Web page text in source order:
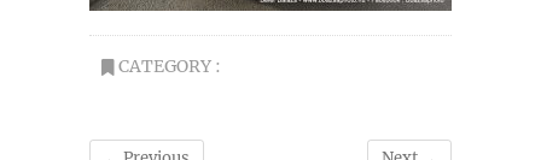
CATEGORY :